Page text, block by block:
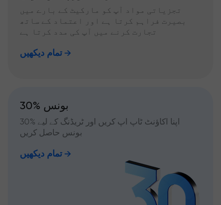
تجزیاتی مواد آپ کو مارکیٹ کے بارے میں
بصیرت فراہم کرتا ہے اور اعتماد کے ساتھ
تجارت کرنے میں آپ کی مدد کرتا ہے
تمام دیکھیں
30% بونس
اپنا اکاؤنٹ ٹاپ اپ کریں اور ٹریڈنگ کے لیے %30
بونس حاصل کریں
تمام دیکھیں